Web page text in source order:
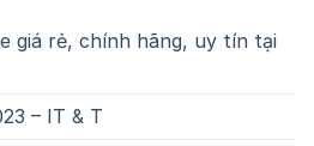
giá rẻ, chính hãng, uy tín tại
– IT & T